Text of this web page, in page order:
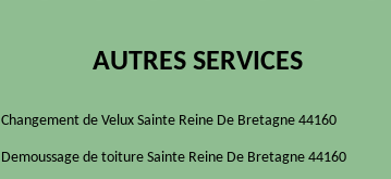
AUTRES SERVICES
Changement de Velux Sainte Reine De Bretagne 44160
Demoussage de toiture Sainte Reine De Bretagne 44160